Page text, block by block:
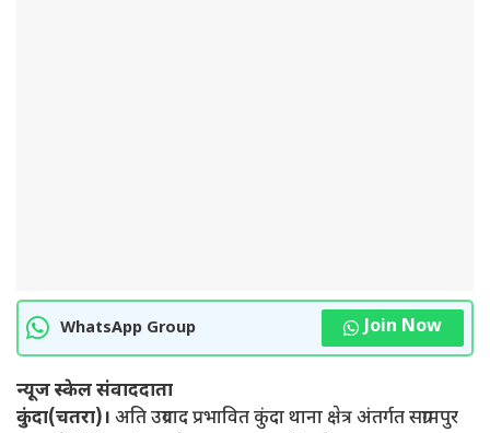
WhatsApp Group Join Now
न्यूज स्केल संवाददाता
कुंदा(चतरा)। अति उग्रवाद प्रभावित कुंदा थाना क्षेत्र अंतर्गत सग्रामपुर